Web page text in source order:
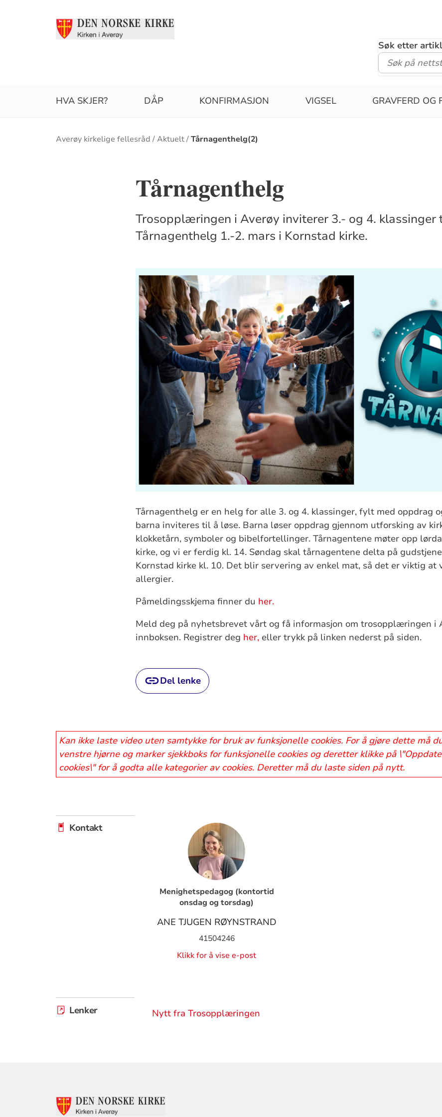
Søk etter
HVA SKJER? DÅP KONFIRMASJON VIGSEL GRAVFERD OG
Brødsmulesti
Averøy kirkelige fellesråd Aktuelt Tårnagenthelg(2)
Tårnagenthelg
Trosopplæringen i Averøy inviterer 3.- og 4. klassinger
Tårnagenthelg 1.-2. mars i Kornstad kirke.
Tårnagenthelg er en helg for alle 3. og 4. klassinger, fylt med oppdrag
barna inviteres til å løse. Barna løser oppdrag gjennom utforsking av
klokketårn, symboler og bibelfortellinger. Tårnagentene møter opp
kirke, og vi er ferdig kl. 14. Søndag skal tårnagentene delta på
Kornstad kirke kl. 10. Det blir servering av enkel mat, så det er viktig at
allergier.
Påmeldingsskjema finner du her.
Meld deg på nyhetsbrevet vårt og få informasjon om trosopplæringen i
innboksen. Registrer deg her, eller trykk på linken nederst på siden.
Del lenke
Kan ikke laste video uten samtykke for bruk av funksjonelle cookies. For å gjøre dette må
venstre hjørne og marker sjekkboks for funksjonelle cookies og deretter klikke på
cookies\" for å godta alle kategorier av cookies. Deretter må du laste siden på nytt.
Kontakt
Menighetspedagog (kontortid
onsdag og torsdag)
ANE TJUGEN RØYNSTRAND
41504246
Klikk for å vise e-post
Lenker Nytt fra Trosopplæringen